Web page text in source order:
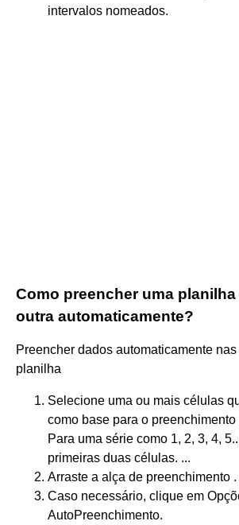
intervalos nomeados.
Como preencher uma
outra automaticamente?
Preencher dados automaticamente
planilha
Selecione uma ou mais células
como base para o
Para uma série como 1, 2, 3, 4,
primeiras duas células. ...
Arraste a alça de preenchimento .
Caso necessário, clique em
AutoPreenchimento.